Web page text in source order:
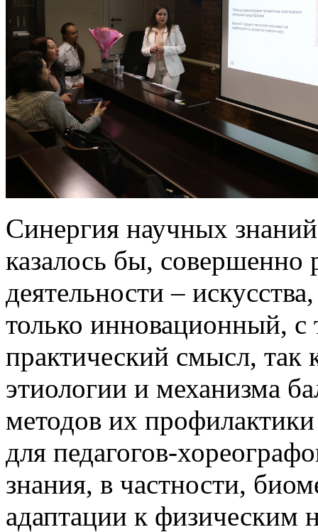
Синергия научных
казалось бы, совершенно
деятельности –
только инновационный, с
практический смысл,
этиологии и механизма
методов их
для педагогов-
знания, в частности,
адаптации к физическим